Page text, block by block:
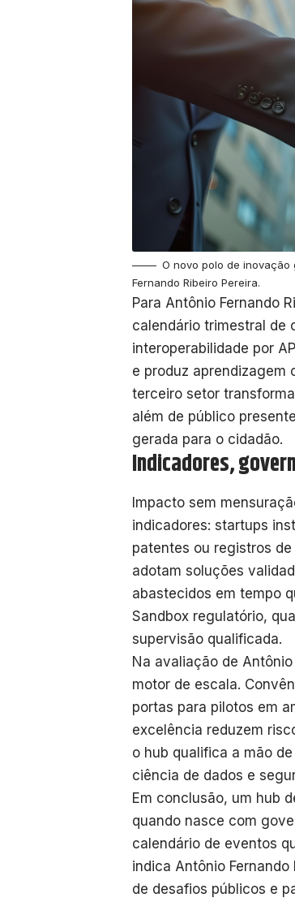
O novo polo de inovação
Fernando Ribeiro Pereira.
Para Antônio Fernando
calendário trimestral de
interoperabilidade por
e produz aprendizagem
terceiro setor
além de público
gerada para o cidadão.
Indicadores,
Impacto sem
indicadores: startups
patentes ou registros
adotam soluções
abastecidos em tempo
Sandbox regulatório,
supervisão qualificada.
Na avaliação de
motor de escala.
portas para pilotos em
excelência reduzem
o hub qualifica a mão
ciência de dados e
Em conclusão, um hub
quando nasce com
calendário de eventos
indica Antônio
de desafios públicos e